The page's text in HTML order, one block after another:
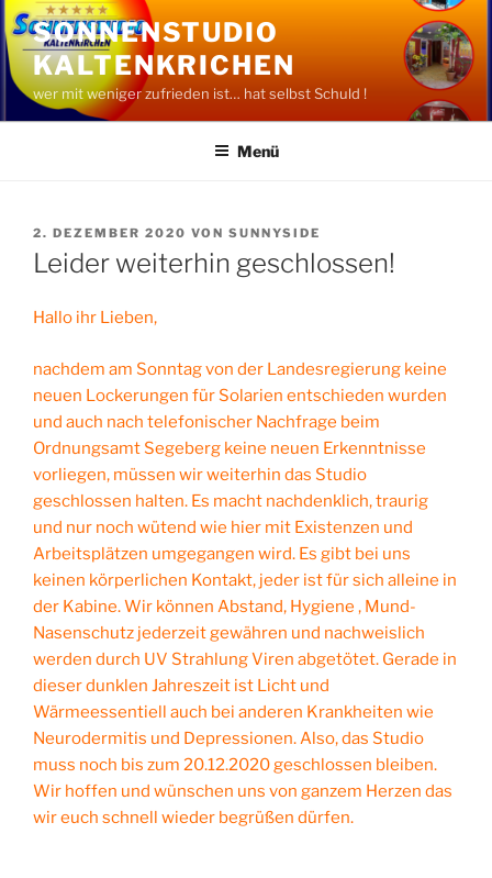
Zum
Inhalt
springen
SONNENSTUDIO
KALTENKRICHEN
wer mit weniger zufrieden ist… hat selbst Schuld !
Menü
VERÖFFENTLICHT
AM
2. DEZEMBER 2020 VON SUNNYSIDE
Leider weiterhin geschlossen!
Hallo ihr Lieben,
nachdem am Sonntag von der Landesregierung keine
neuen Lockerungen für Solarien entschieden wurden
und auch nach telefonischer Nachfrage beim
Ordnungsamt Segeberg keine neuen Erkenntnisse
vorliegen, müssen wir weiterhin das Studio
geschlossen halten. Es macht nachdenklich, traurig
und nur noch wütend wie hier mit Existenzen und
Arbeitsplätzen umgegangen wird. Es gibt bei uns
keinen körperlichen Kontakt, jeder ist für sich alleine in
der Kabine. Wir können Abstand, Hygiene , Mund-
Nasenschutz jederzeit gewähren und nachweislich
werden durch UV Strahlung Viren abgetötet. Gerade in
dieser dunklen Jahreszeit ist Licht und
Wärmeessentiell auch bei anderen Krankheiten wie
Neurodermitis und Depressionen. Also, das Studio
muss noch bis zum 20.12.2020 geschlossen bleiben.
Wir hoffen und wünschen uns von ganzem Herzen das
wir euch schnell wieder begrüßen dürfen.